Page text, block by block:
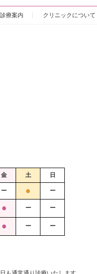
診療案内 クリニックについて
金 土 日
ー ● ー
● ー ー
● ー ー